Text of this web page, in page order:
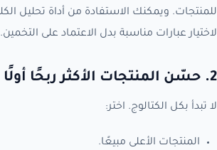
لاختيار عبارات مناسبة بدل الاعتماد على التخمين.
2. حسّن المنتجات الأكثر ربحًا أولًا
لا تبدأ بكل الكتالوج. اختر:
المنتجات الأعلى مبيعًا.